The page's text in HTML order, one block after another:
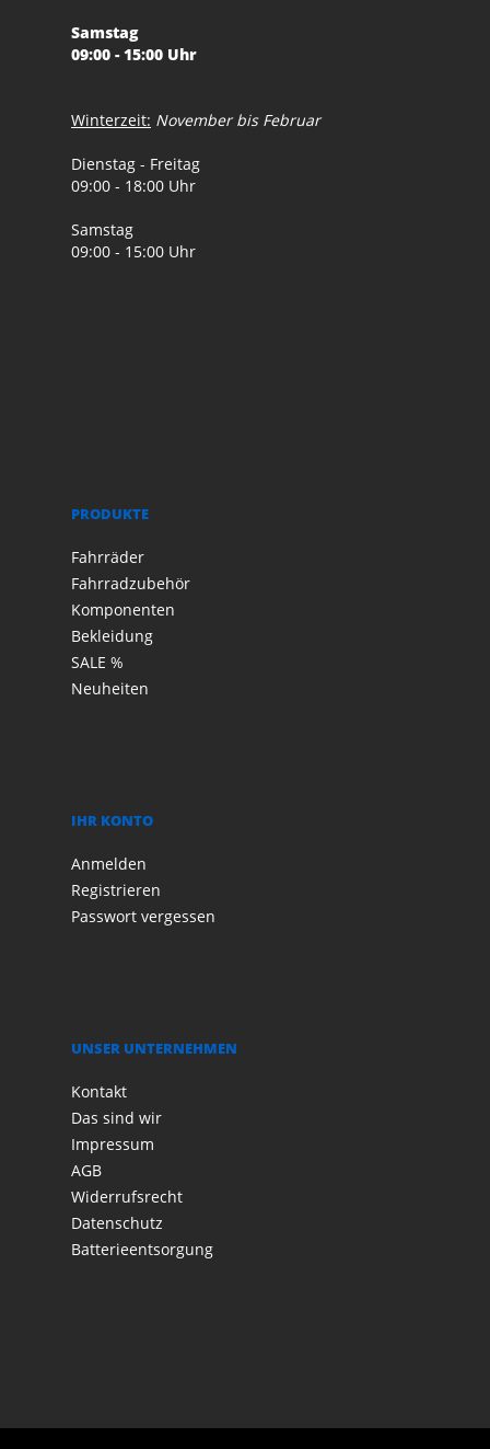
Samstag
09:00 - 15:00 Uhr
Winterzeit: November bis Februar
Dienstag - Freitag
09:00 - 18:00 Uhr
Samstag
09:00 - 15:00 Uhr
PRODUKTE
Fahrräder
Fahrradzubehör
Komponenten
Bekleidung
SALE %
Neuheiten
IHR KONTO
Anmelden
Registrieren
Passwort vergessen
UNSER UNTERNEHMEN
Kontakt
Das sind wir
Impressum
AGB
Widerrufsrecht
Datenschutz
Batterieentsorgung